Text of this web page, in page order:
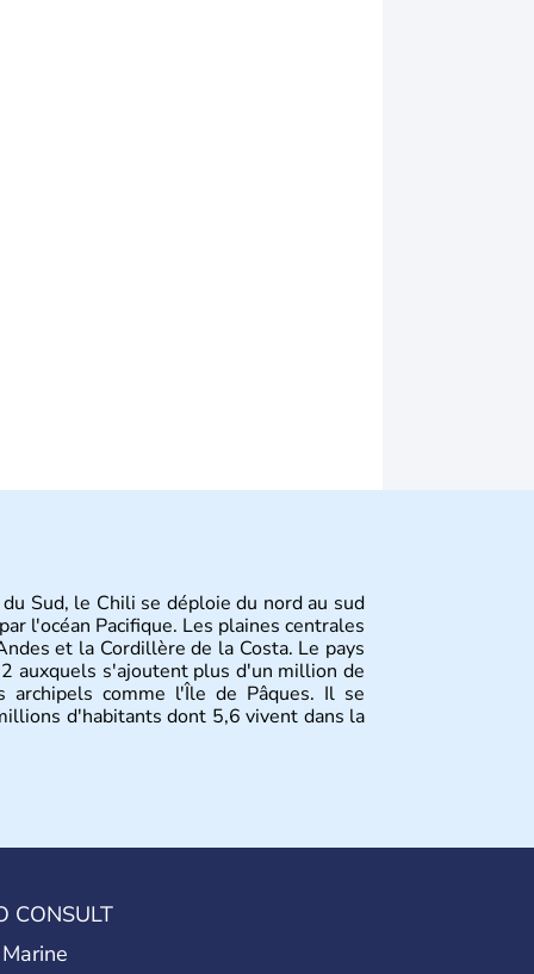
Sud, le Chili se déploie du nord au sud
l'océan Pacifique. Les plaines centrales
et la Cordillère de la Costa. Le pays
auxquels s'ajoutent plus d'un million de
archipels comme l'Île de Pâques. Il se
d'habitants dont 5,6 vivent dans la
CONSULT